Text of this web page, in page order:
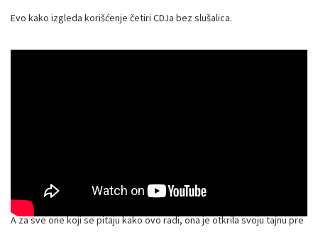
Evo kako izgleda korišćenje četiri CDJa bez slušalica.
A za sve one koji se pitaju kako ovo radi, ona je otkrila svoju tajnu pre